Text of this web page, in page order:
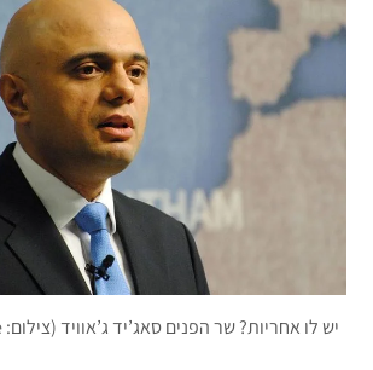
יש לו אחריות? שר הפנים סאג’יד ג’אוויד (צילום: Chatham House)